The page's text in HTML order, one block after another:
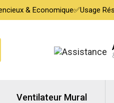
& Economique✅Usage
Ventilateur Mural